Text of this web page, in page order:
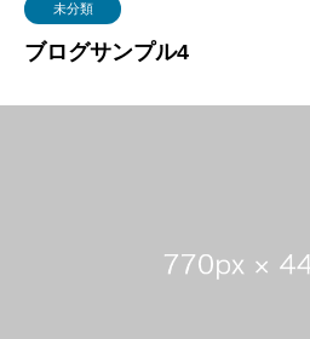
未分類
ブログサンプル4